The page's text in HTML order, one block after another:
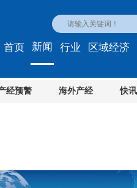
首页 新闻
经预警 海外产经 快讯
行业 区域经济